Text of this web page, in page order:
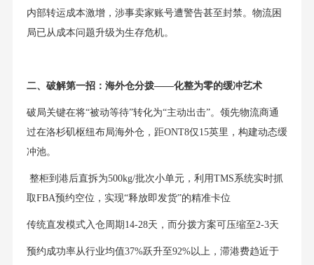
内部转运成本激增，涉事卖家账号遭警告甚至封禁。物流困
局已从成本问题升级为生存危机。
二、破解第一招：海外仓分拨——化整为零的缓冲艺术
破局关键在将“被动等待”转化为“主动出击”。领先物流商通
过在洛杉矶枢纽布局海外仓，距ONT8仅15英里，构建动态缓
冲池。
整柜到港后直拆为500kg/批次小单元，利用TMS系统实时抓
取FBA预约空位，实现“释放即发货”的精准卡位
传统直发模式入仓周期14-28天，而分拨方案可压缩至2-3天
预约成功率从行业均值37%跃升至92%以上，滞港费趋近于